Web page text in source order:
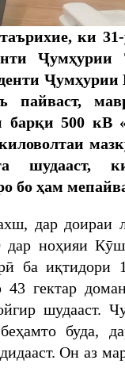
ки
Ҷумҳурии
Ҷумҳурии
пайваст,
барқи 500 кВ
шудааст,
бо ҳам
дар доираи
дар ноҳияи
ба иқтидори
гектар
шудааст.
буда,
Он аз